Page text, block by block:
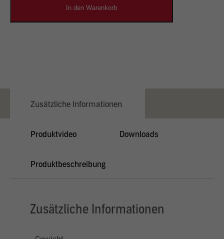
In den Warenkorb
Zusätzliche Informationen
Produktvideo Downloads
Produktbeschreibung
Zusätzliche Informationen